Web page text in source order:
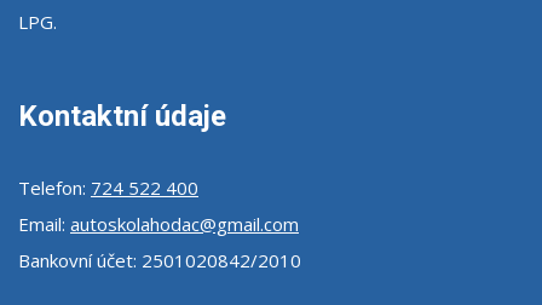
LPG.
Kontaktní údaje
Telefon: 724 522 400
Email: autoskolahodac@gmail.com
Bankovní účet: 2501020842/2010